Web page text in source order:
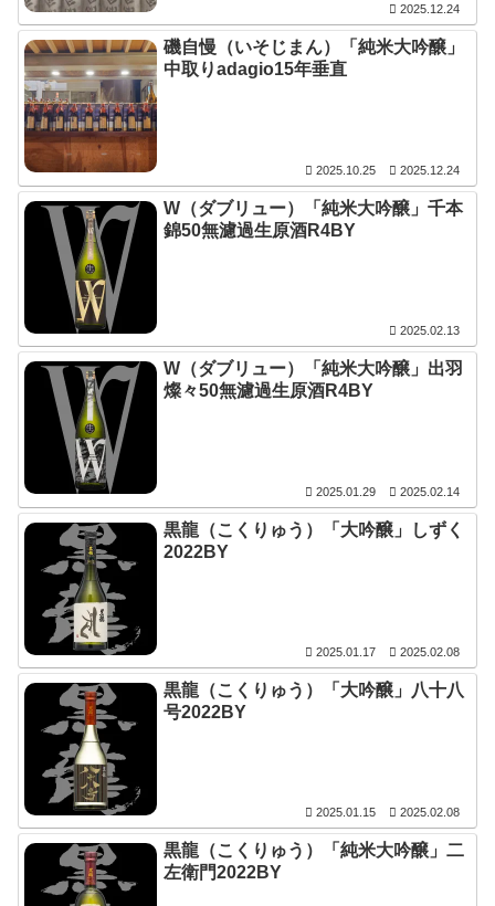
2025.12.24
磯自慢（いそじまん）「純米大吟醸」
中取りadagio15年垂直
2025.10.25 2025.12.24
W（ダブリュー）「純米大吟醸」千本
錦50無濾過生原酒R4BY
2025.02.13
W（ダブリュー）「純米大吟醸」出羽
燦々50無濾過生原酒R4BY
2025.01.29 2025.02.14
黒龍（こくりゅう）「大吟醸」しずく
2022BY
2025.01.17 2025.02.08
黒龍（こくりゅう）「大吟醸」八十八
号2022BY
2025.01.15 2025.02.08
黒龍（こくりゅう）「純米大吟醸」二
左衛門2022BY